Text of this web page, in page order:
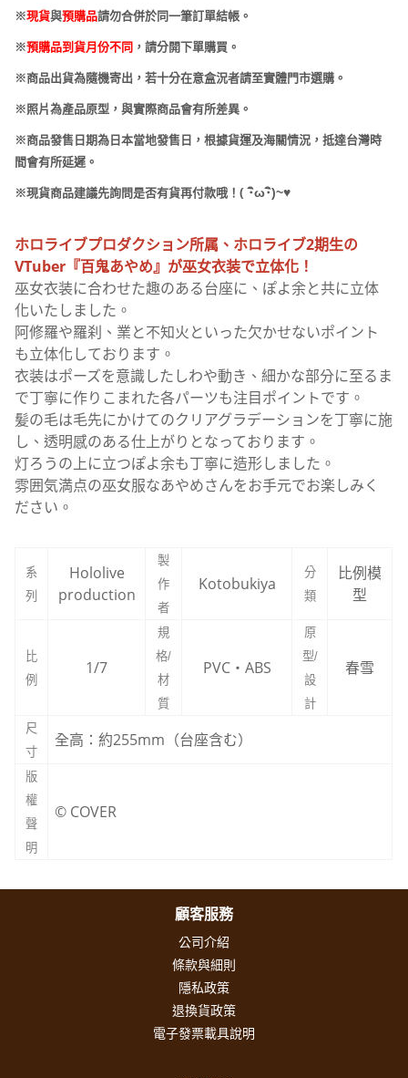
※現貨與預購品請勿合併於同一筆訂單結帳。
※預購品到貨月份不同 ，請分開下單購買。
※商品出貨為隨機寄出，若十分在意盒況者請至實體門市選購。
※照片為產品原型，與實際商品會有所差異。
※商品發售日期為日本當地發售日，根據貨運及海關情況，抵達台灣時
間會有所延遲。
※現貨商品建議先詢問是否有貨再付款哦！ (･ω･)~♥
ホロライブプロダクション所属、ホロライブ2期生の
VTuber『百鬼あやめ』が巫女衣装で立体化！
巫女衣装に合わせた趣のある台座に、ぽよ余と共に立体
化いたしました。
阿修羅や羅刹、業と不知火といった欠かせないポイント
も立体化しております。
衣装はポーズを意識したしわや動き、細かな部分に至るま
で丁寧に作りこまれた各パーツも注目ポイントです。
髪の毛は毛先にかけてのクリアグラデーションを丁寧に施
し、透明感のある仕上がりとなっております。
灯ろうの上に立つぽよ余も丁寧に造形しました。
雰囲気満点の巫女服なあやめさんをお手元でお楽しみく
ださい。
系
列
Hololive
production
製
作
者
Kotobukiya
分
類
比例模
型
比
例
1/7
規
格/
材
質
PVC・ABS
原
型/
設
計
春雪
尺
寸
全高：約255mm（台座含む）
版
權
聲
明
© COVER
顧客服務
公司介紹
條款與細則
隱私政策
退換貨政策
電子發票載具說明